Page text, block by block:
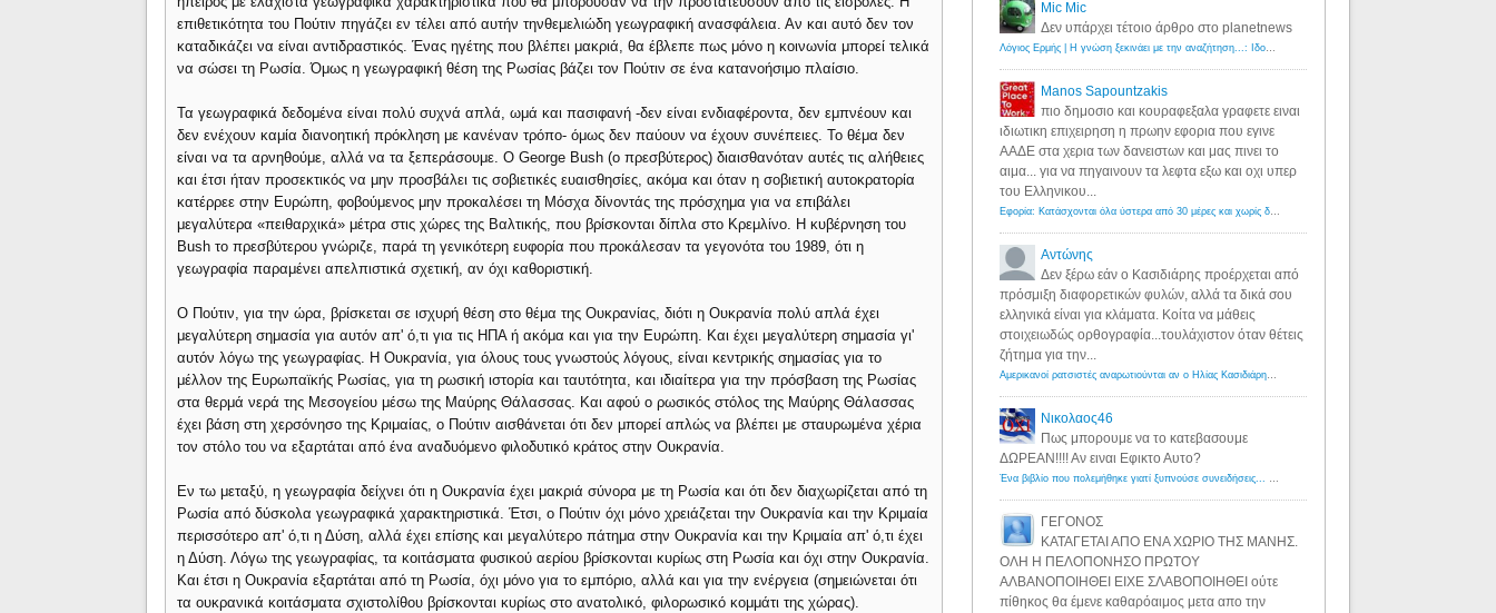
επιθετικότητα του Πούτιν πηγάζει εν τέλει από αυτήν τηνθεμελιώδη γεωγραφική ανασφάλεια. Αν και αυτό δεν τον
καταδικάζει να είναι αντιδραστικός. Ένας ηγέτης που βλέπει μακριά, θα έβλεπε πως μόνο η κοινωνία μπορεί τελικά
να σώσει τη Ρωσία. Όμως η γεωγραφική θέση της Ρωσίας βάζει τον Πούτιν σε ένα κατανοήσιμο πλαίσιο.
Τα γεωγραφικά δεδομένα είναι πολύ συχνά απλά, ωμά και πασιφανή -δεν είναι ενδιαφέροντα, δεν εμπνέουν και
δεν ενέχουν καμία διανοητική πρόκληση με κανέναν τρόπο- όμως δεν παύουν να έχουν συνέπειες. Το θέμα δεν
είναι να τα αρνηθούμε, αλλά να τα ξεπεράσουμε. Ο George Bush (ο πρεσβύτερος) διαισθανόταν αυτές τις αλήθειες
και έτσι ήταν προσεκτικός να μην προσβάλει τις σοβιετικές ευαισθησίες, ακόμα και όταν η σοβιετική αυτοκρατορία
κατέρρεε στην Ευρώπη, φοβούμενος μην προκαλέσει τη Μόσχα δίνοντάς της πρόσχημα για να επιβάλει
μεγαλύτερα «πειθαρχικά» μέτρα στις χώρες της Βαλτικής, που βρίσκονται δίπλα στο Κρεμλίνο. Η κυβέρνηση του
Bush το πρεσβύτερου γνώριζε, παρά τη γενικότερη ευφορία που προκάλεσαν τα γεγονότα του 1989, ότι η
γεωγραφία παραμένει απελπιστικά σχετική, αν όχι καθοριστική.
Ο Πούτιν, για την ώρα, βρίσκεται σε ισχυρή θέση στο θέμα της Ουκρανίας, διότι η Ουκρανία πολύ απλά έχει
μεγαλύτερη σημασία για αυτόν απ' ό,τι για τις ΗΠΑ ή ακόμα και για την Ευρώπη. Και έχει μεγαλύτερη σημασία γι'
αυτόν λόγω της γεωγραφίας. Η Ουκρανία, για όλους τους γνωστούς λόγους, είναι κεντρικής σημασίας για το
μέλλον της Ευρωπαϊκής Ρωσίας, για τη ρωσική ιστορία και ταυτότητα, και ιδιαίτερα για την πρόσβαση της Ρωσίας
στα θερμά νερά της Μεσογείου μέσω της Μαύρης Θάλασσας. Και αφού ο ρωσικός στόλος της Μαύρης Θάλασσας
έχει βάση στη χερσόνησο της Κριμαίας, ο Πούτιν αισθάνεται ότι δεν μπορεί απλώς να βλέπει με σταυρωμένα χέρια
τον στόλο του να εξαρτάται από ένα αναδυόμενο φιλοδυτικό κράτος στην Ουκρανία.
Εν τω μεταξύ, η γεωγραφία δείχνει ότι η Ουκρανία έχει μακριά σύνορα με τη Ρωσία και ότι δεν διαχωρίζεται από τη
Ρωσία από δύσκολα γεωγραφικά χαρακτηριστικά. Έτσι, ο Πούτιν όχι μόνο χρειάζεται την Ουκρανία και την Κριμαία
περισσότερο απ' ό,τι η Δύση, αλλά έχει επίσης και μεγαλύτερο πάτημα στην Ουκρανία και την Κριμαία απ' ό,τι έχει
η Δύση. Λόγω της γεωγραφίας, τα κοιτάσματα φυσικού αερίου βρίσκονται κυρίως στη Ρωσία και όχι στην Ουκρανία.
Και έτσι η Ουκρανία εξαρτάται από τη Ρωσία, όχι μόνο για το εμπόριο, αλλά και για την ενέργεια (σημειώνεται ότι
τα ουκρανικά κοιτάσματα σχιστολίθου βρίσκονται κυρίως στο ανατολικό, φιλορωσικό κομμάτι της χώρας).
Mic Mic
Δεν υπάρχει τέτοιο άρθρο στο planetnews
Λόγιος Ερμής | Η γνώση ξεκινάει με την αναζήτηση...: Ιδού οι 18 που χρωστούν 11 δις ευρώ!
Manos Sapountzakis
πιο δημοσιο και κουραφεξαλα γραφετε ειναι
ιδιωτικη επιχειρηση η πρωην εφορια που εγινε
ΑΑΔΕ στα χερια των δανειστων και μας πινει το
αιμα... για να πηγαινουν τα λεφτα εξω και οχι υπερ
του Ελληνικου...
Εφορία: Κατάσχονται όλα ύστερα από 30 μέρες και χωρίς δικαστικές αποφάσεις - Λόγιος Ερμής
Αντώνης
Δεν ξέρω εάν ο Κασιδιάρης προέρχεται από
πρόσμιξη διαφορετικών φυλών, αλλά τα δικά σου
ελληνικά είναι για κλάματα. Κοίτα να μάθεις
στοιχειωδώς ορθογραφία...τουλάχιστον όταν θέτεις
ζήτημα για την...
Αμερικανοί ρατσιστές αναρωτιούνται αν ο Ηλίας Κασιδιάρης ανήκει στη λευκή φυλή... - Λόγιος Ερμής
Νικολαος46
Πως μπορουμε να το κατεβασουμε
ΔΩΡΕΑΝ!!!! Αν ειναι Εφικτο Αυτο?
Ένα βιβλίο που πολεμήθηκε γιατί ξυπνούσε συνειδήσεις... - Λόγιος Ερμής | Η γνώση ξεκινάει με την αναζήτηση...
ΓΕΓΟΝΟΣ
ΚΑΤΑΓΕΤΑΙ ΑΠΟ ΕΝΑ ΧΩΡΙΟ ΤΗΣ ΜΑΝΗΣ.
ΟΛΗ Η ΠΕΛΟΠΟΝΗΣΟ ΠΡΩΤΟΥ
ΑΛΒΑΝΟΠΟΙΗΘΕΙ ΕΙΧΕ ΣΛΑΒΟΠΟΙΗΘΕΙ ούτε
πίθηκος θα έμενε καθαρόαιμος μετα απο την